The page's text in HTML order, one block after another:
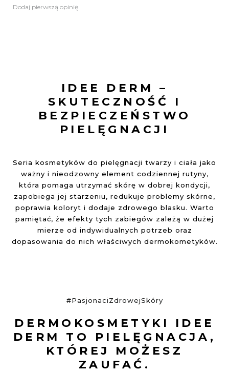
Dodaj pierwszą opinię
IDEE DERM –
SKUTECZNOŚĆ I
BEZPIECZEŃSTWO
PIELĘGNACJI
Seria kosmetyków do pielęgnacji twarzy i ciała jako
ważny i nieodzowny element codziennej rutyny,
która pomaga utrzymać skórę w dobrej kondycji,
zapobiega jej starzeniu, redukuje problemy skórne,
poprawia koloryt i dodaje zdrowego blasku. Warto
pamiętać, że efekty tych zabiegów zależą w dużej
mierze od indywidualnych potrzeb oraz
dopasowania do nich właściwych dermokometyków.
#PasjonaciZdrowejSkóry
DERMOKOSMETYKI IDEE
DERM TO PIELĘGNACJA,
KTÓREJ MOŻESZ
ZAUFAĆ.